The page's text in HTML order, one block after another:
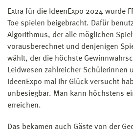
Extra für die IdeenExpo 2024 wurde
Toe spielen beigebracht. Dafür
Algorithmus, der alle möglichen
vorausberechnet und denjenigen
wählt, der die höchste
Leidwesen zahlreicher Schülerinnen
IdeenExpo mal ihr Glück versucht
unbesiegbar. Man kann höchstens
erreichen.
Das bekamen auch Gäste von der